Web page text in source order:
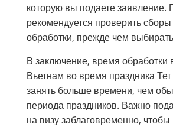
которую вы подаете заявление.
рекомендуется проверить
обработки, прежде чем выбирать
В заключение, время обработки
Вьетнам во время праздника
занять больше времени, чем
периода праздников. Важно
на визу заблаговременно, чтобы